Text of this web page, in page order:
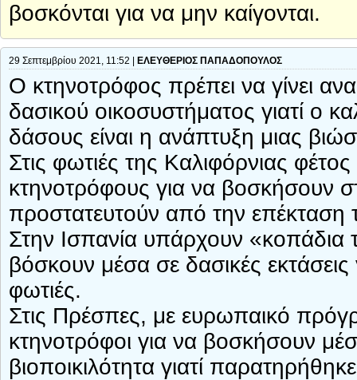
βοσκόνται για να μην καίγονται.
29 Σεπτεμβρίου 2021, 11:52 | ΕΛΕΥΘΕΡΙΟΣ ΠΑΠΑΔΟΠΟΥΛΟΣ
Ο κτηνοτρόφος πρέπει να γίνει
δασικού οικοσυστήματος γιατί ο
δάσους είναι η ανάπτυξη μιας
Στις φωτιές της Καλιφόρνιας
κτηνοτρόφους για να βοσκήσουν
προστατευτούν από την επέκταση
Στην Ισπανία υπάρχουν
βόσκουν μέσα σε δασικές
φωτιές.
Στις Πρέσπες, με ευρωπαικό
κτηνοτρόφοι για να βοσκήσουν
βιοποικιλότητα γιατί